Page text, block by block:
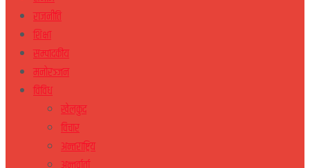
राजनीति
शिक्षा
सम्पादकीय
मनोरञ्जन
विविध
खेलकुद
विचार
अन्तराष्ट्रिय